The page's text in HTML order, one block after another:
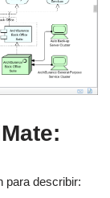
para describir: